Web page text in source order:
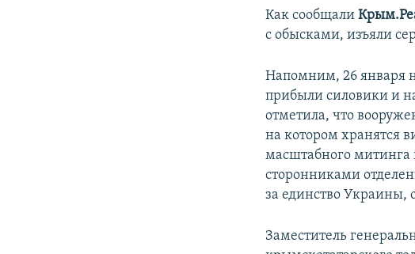
Как сообщали
с обысками, изъяли
Напомним, 26 января
прибыли силовики и
отметила, что
на котором хранятся
масштабного митинга
сторонниками
за единство Украины,
Заместитель